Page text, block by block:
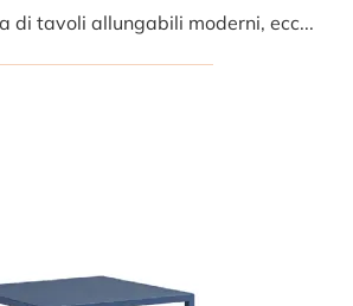
Se sei alla ricerca di tavoli allungabili moderni, ecco a te il modello da cucina in legno Melbourne della firma Pizzolato.